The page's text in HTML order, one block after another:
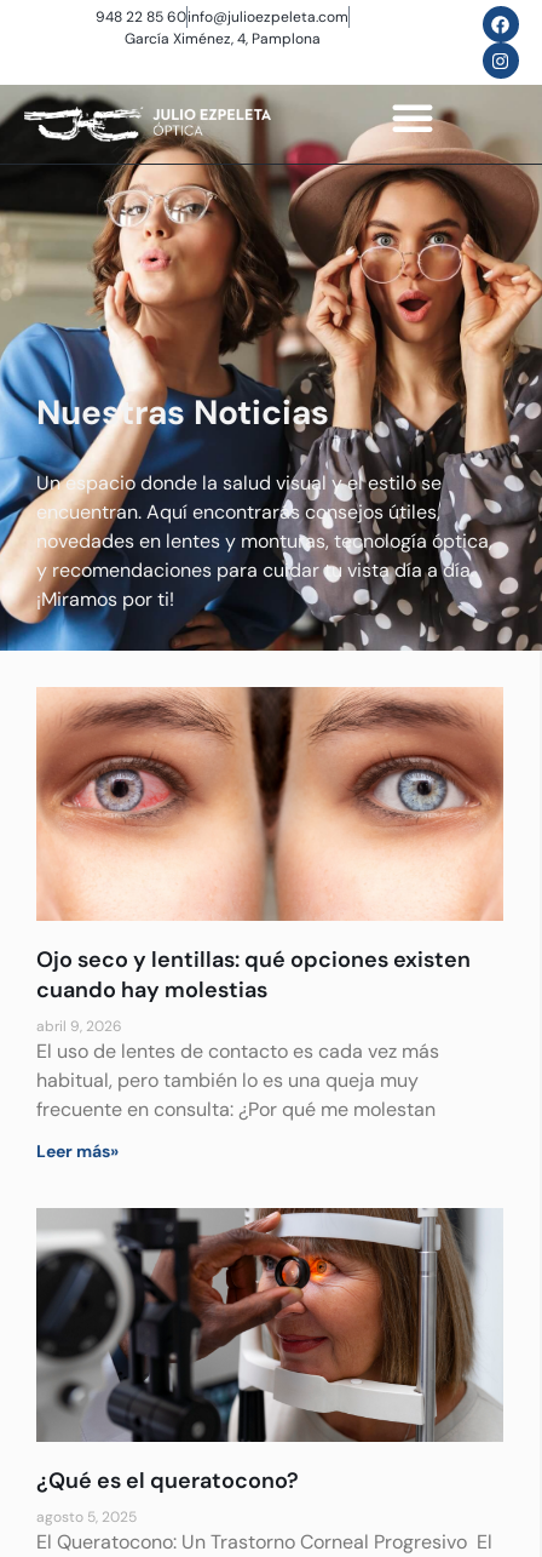
948 22 85 60info@julioezpeleta.com
García Ximénez, 4, Pamplona
Nuestras Noticias
Un espacio donde la salud visual y el estilo se
encuentran. Aquí encontrarás consejos útiles,
novedades en lentes y monturas, tecnología óptica,
y recomendaciones para cuidar tu vista día a día.
¡Miramos por ti!
Ojo seco y lentillas: qué opciones existen
cuando hay molestias
abril 9, 2026
El uso de lentes de contacto es cada vez más
habitual, pero también lo es una queja muy
frecuente en consulta: ¿Por qué me molestan
Leer más»
¿Qué es el queratocono?
agosto 5, 2025
El Queratocono: Un Trastorno Corneal Progresivo El